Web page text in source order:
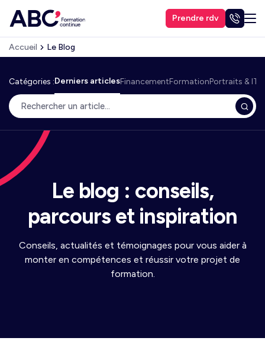
Prendre rdv
Accueil Le Blog
Catégories :Derniers articlesFinancementFormationPortraits &
Le blog : conseils,
parcours et inspiration
Conseils, actualités et témoignages pour vous aider à
monter en compétences et réussir votre projet de
formation.